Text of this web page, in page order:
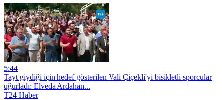
5:44
Tayt giydiği için hedef gösterilen Vali Çiçekli'yi bisikletli sporcular
uğurladı: Elveda Ardahan...
T24 Haber